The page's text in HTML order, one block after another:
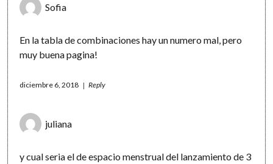
Sofia
En la tabla de combinaciones hay un numero mal, pero
muy buena pagina!
diciembre 6, 2018 Reply
juliana
y cual seria el de espacio menstrual del lanzamiento de 3